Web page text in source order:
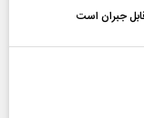
جبران است